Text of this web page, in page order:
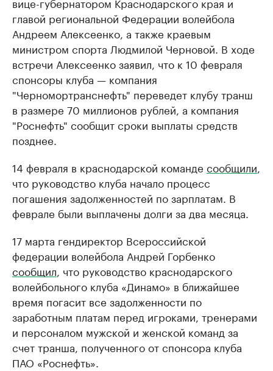
главой региональной Федерации волейбола
Андреем Алексеенко, а также краевым
министром спорта Людмилой Черновой. В ходе
встречи Алексеенко заявил, что к 10 февраля
спонсоры клуба — компания
"Черномортранснефть" переведет клубу транш
в размере 70 миллионов рублей, а компания
"Роснефть" сообщит сроки выплаты средств
позднее.
14 февраля в краснодарской команде сообщили,
что руководство клуба начало процесс
погашения задолженностей по зарплатам. В
феврале были выплачены долги за два месяца.
17 марта гендиректор Всероссийской
федерации волейбола Андрей Горбенко
сообщил, что руководство краснодарского
волейбольного клуба «Динамо» в ближайшее
время погасит все задолженности по
заработным платам перед игроками, тренерами
и персоналом мужской и женской команд за
счет транша, полученного от спонсора клуба
ПАО «Роснефть».